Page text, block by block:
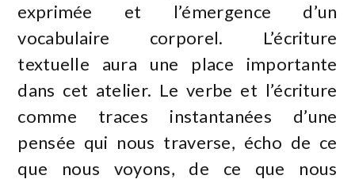
exprimée et l’émergence d’un
vocabulaire corporel. L’écriture
textuelle aura une place importante
dans cet atelier. Le verbe et l’écriture
comme traces instantanées d’une
pensée qui nous traverse, écho de ce
que nous voyons, de ce que nous